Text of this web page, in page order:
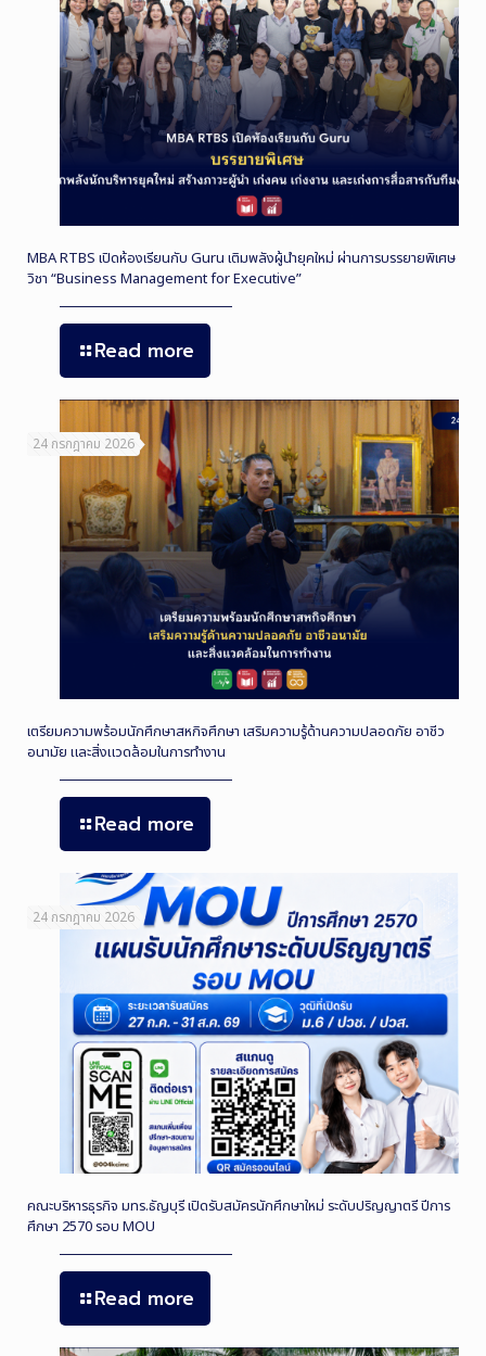
MBA RTBS เปิดห้องเรียนกับ Guru เติมพลังผู้นำยุคใหม่ ผ่านการบรรยายพิเศษ
วิชา “Business Management for Executive”
Read more
24 กรกฎาคม 2026
เตรียมความพร้อมนักศึกษาสหกิจศึกษา เสริมความรู้ด้านความปลอดภัย อาชีว
อนามัย และสิ่งแวดล้อมในการทำงาน
Read more
24 กรกฎาคม 2026
คณะบริหารธุรกิจ มทร.ธัญบุรี เปิดรับสมัครนักศึกษาใหม่ ระดับปริญญาตรี ปีการ
ศึกษา 2570 รอบ MOU
Read more